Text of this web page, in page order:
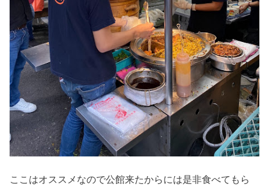
ここはオススメなので公館来たからには是非食べてもら